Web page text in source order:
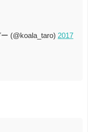
(@koala_taro) 2017